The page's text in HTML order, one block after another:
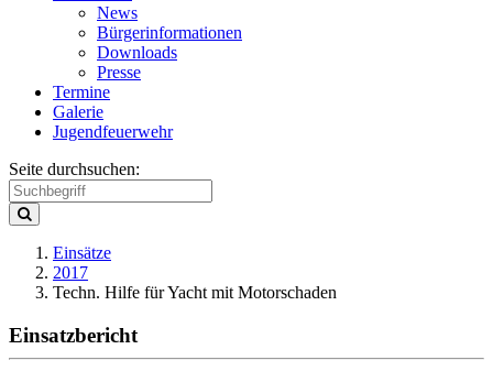
News
Bürgerinformationen
Downloads
Presse
Termine
Galerie
Jugendfeuerwehr
Seite durchsuchen:
Einsätze
2017
Techn. Hilfe für Yacht mit Motorschaden
Einsatzbericht